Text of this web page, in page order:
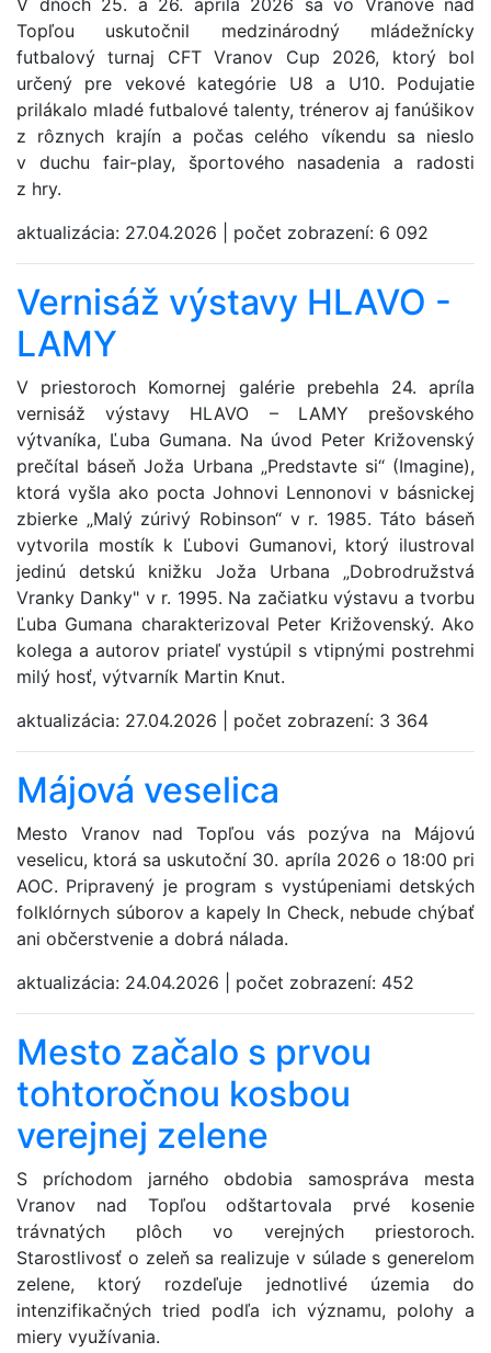
V dňoch 25. a 26. apríla 2026 sa vo Vranove nad
Topľou uskutočnil medzinárodný mládežnícky
futbalový turnaj CFT Vranov Cup 2026, ktorý bol
určený pre vekové kategórie U8 a U10. Podujatie
prilákalo mladé futbalové talenty, trénerov aj fanúšikov
z rôznych krajín a počas celého víkendu sa nieslo
v duchu fair-play, športového nasadenia a radosti
z hry.
aktualizácia: 27.04.2026 počet zobrazení: 6 092
Vernisáž výstavy HLAVO -
LAMY
V priestoroch Komornej galérie prebehla 24. apríla
vernisáž výstavy HLAVO – LAMY prešovského
výtvaníka, Ľuba Gumana. Na úvod Peter Križovenský
prečítal báseň Joža Urbana „Predstavte si“ (Imagine),
ktorá vyšla ako pocta Johnovi Lennonovi v básnickej
zbierke „Malý zúrivý Robinson“ v r. 1985. Táto báseň
vytvorila mostík k Ľubovi Gumanovi, ktorý ilustroval
jedinú detskú knižku Joža Urbana „Dobrodružstvá
Vranky Danky" v r. 1995. Na začiatku výstavu a tvorbu
Ľuba Gumana charakterizoval Peter Križovenský. Ako
kolega a autorov priateľ vystúpil s vtipnými postrehmi
milý hosť, výtvarník Martin Knut.
aktualizácia: 27.04.2026 počet zobrazení: 3 364
Májová veselica
Mesto Vranov nad Topľou vás pozýva na Májovú
veselicu, ktorá sa uskutoční 30. apríla 2026 o 18:00 pri
AOC. Pripravený je program s vystúpeniami detských
folklórnych súborov a kapely In Check, nebude chýbať
ani občerstvenie a dobrá nálada.
aktualizácia: 24.04.2026 počet zobrazení: 452
Mesto začalo s prvou
tohtoročnou kosbou
verejnej zelene
S príchodom jarného obdobia samospráva mesta
Vranov nad Topľou odštartovala prvé kosenie
trávnatých plôch vo verejných priestoroch.
Starostlivosť o zeleň sa realizuje v súlade s generelom
zelene, ktorý rozdeľuje jednotlivé územia do
intenzifikačných tried podľa ich významu, polohy a
miery využívania.